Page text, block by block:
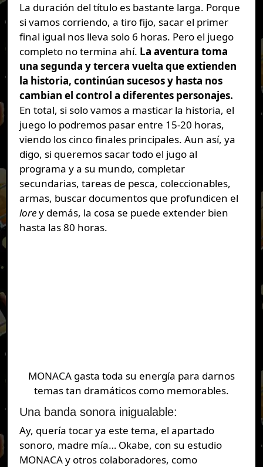
La duración del título es bastante larga. Porque
si vamos corriendo, a tiro fijo, sacar el primer
final igual nos lleva solo 6 horas. Pero el juego
completo no termina ahí. La aventura toma
una segunda y tercera vuelta que extienden
la historia, continúan sucesos y hasta nos
cambian el control a diferentes personajes.
En total, si solo vamos a masticar la historia, el
juego lo podremos pasar entre 15-20 horas,
viendo los cinco finales principales. Aun así, ya
digo, si queremos sacar todo el jugo al
programa y a su mundo, completar
secundarias, tareas de pesca, coleccionables,
armas, buscar documentos que profundicen el
lorey demás, la cosa se puede extender bien
hasta las 80 horas.
MONACA gasta toda su energía para darnos
temas tan dramáticos como memorables.
Una banda sonora inigualable:
Ay, quería tocar ya este tema, el apartado
sonoro, madre mía… Okabe, con su estudio
MONACA y otros colaboradores, como